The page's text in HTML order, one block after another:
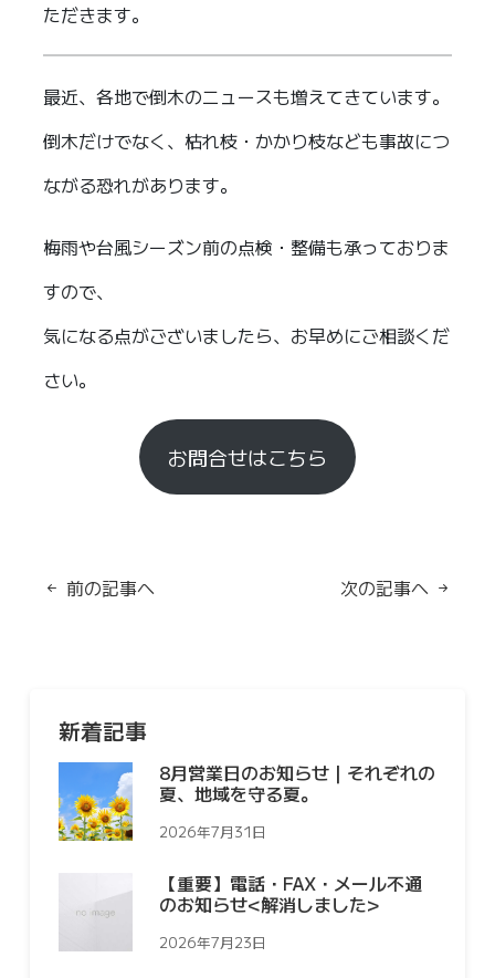
ただきます。
最近、各地で倒木のニュースも増えてきています。
倒木だけでなく、枯れ枝・かかり枝なども事故につ
ながる恐れがあります。
梅雨や台風シーズン前の点検・整備も承っておりま
すので、
気になる点がございましたら、お早めにご相談くだ
さい。
お問合せはこちら
前の記事へ 次の記事へ
新着記事
8月営業日のお知らせ｜それぞれの
夏、地域を守る夏。
2026年7月31日
【重要】電話・FAX・メール不通
のお知らせ<解消しました>
2026年7月23日